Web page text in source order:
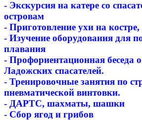
- Экскурсия на катере со
островам
- Приготовление ухи на костре,
- Изучение оборудования для
плавания
- Профориентационная беседа
Ладожских спасателей.
- Тренировочные занятия по
пневматической винтовки.
- ДАРТС, шахматы, шашки
- Сбор ягод и грибов